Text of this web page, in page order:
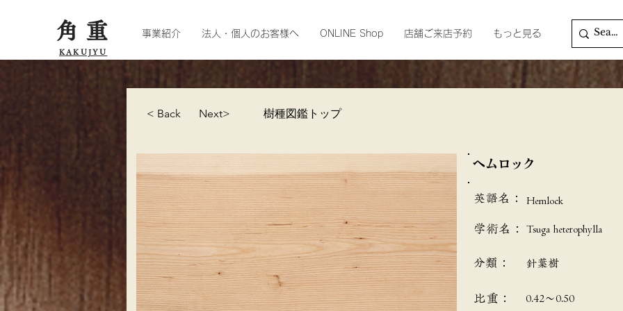
角重
KAKUJYU
事業紹介 法人・個人のお客様へ ONLINE Shop 店舗ご来店予約 もっと見る
< Back Next> 樹種図鑑トップ
ヘムロック
英語名： Hemlock
学術名： Tsuga heterophylla
分類： 針葉樹
​比重： 0.42～0.50